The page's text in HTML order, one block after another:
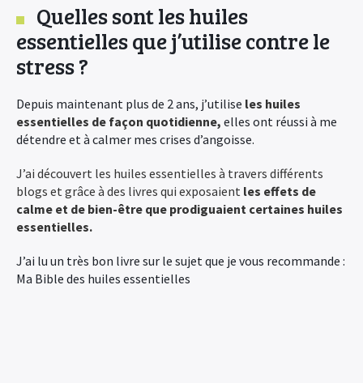
Quelles sont les huiles
essentielles que j’utilise contre le
stress ?
Depuis maintenant plus de 2 ans, j’utilise les huiles
essentielles de façon quotidienne, elles ont réussi à me
détendre et à calmer mes crises d’angoisse.
J’ai découvert les huiles essentielles à travers différents
blogs et grâce à des livres qui exposaient les effets de
calme et de bien-être que prodiguaient certaines huiles
essentielles.
J’ai lu un très bon livre sur le sujet que je vous recommande :
Ma Bible des huiles essentielles